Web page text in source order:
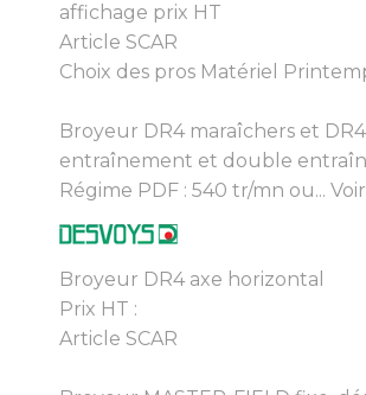
affichage prix HT
Article SCAR
Choix des pros Matériel
Broyeur DR4 maraîchers et
entraînement et double
Régime PDF : 540 tr/mn ou...
Broyeur DR4 axe horizontal
Prix HT :
Article SCAR